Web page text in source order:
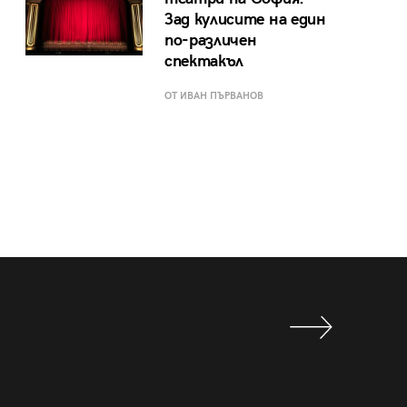
Зад кулисите на един
по-различен
спектакъл
ОТ ИВАН ПЪРВАНОВ